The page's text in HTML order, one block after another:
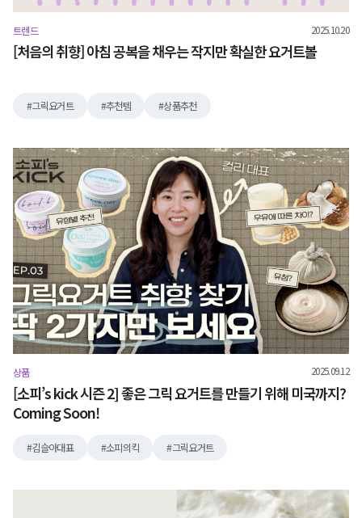
트렌드 2025.10.20
[처음의 취향] 아침 공복을 채우는 작지만 확실한 요거트볼
그릭요거트 추천템 상품추천
상품 2025.09.12
[소피’s kick 시즌 2] 좋은 그릭 요거트를 만들기 위해 미국까지?
Coming Soon!
김슬아대표 소피의킥 그릭요거트